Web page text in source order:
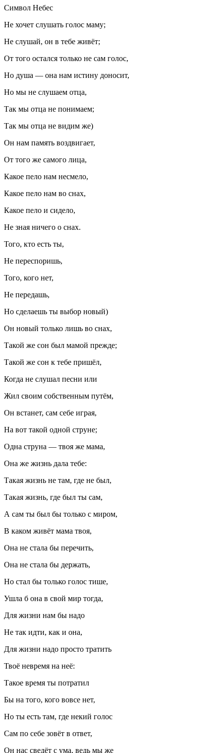
Символ Небес
Не хочет слушать голос маму;
Не слушай, он в тебе живёт;
От того остался только не сам голос,
Но душа — она нам истину доносит,
Но мы не слушаем отца,
Так мы отца не понимаем;
Так мы отца не видим же)
Он нам память воздвигает,
От того же самого лица,
Какое пело нам несмело,
Какое пело нам во снах,
Какое пело и сидело,
Не зная ничего о снах.
Того, кто есть ты,
Не переспоришь,
Того, кого нет,
Не передашь,
Но сделаешь ты выбор новый)
Он новый только лишь во снах,
Такой же сон был мамой прежде;
Такой же сон к тебе пришёл,
Когда не слушал песни или
Жил своим собственным путём,
Он встанет, сам себе играя,
На вот такой одной струне;
Одна струна — твоя же мама,
Она же жизнь дала тебе:
Такая жизнь не там, где не был,
Такая жизнь, где был ты сам,
А сам ты был бы только с миром,
В каком живёт мама твоя,
Она не стала бы перечить,
Она не стала бы держать,
Но стал бы только голос тише,
Ушла б она в свой мир тогда,
Для жизни нам бы надо
Не так идти, как и она,
Для жизни надо просто тратить
Твоё невремя на неё:
Такое время ты потратил
Бы на того, кого вовсе нет,
Но ты есть там, где некий голос
Сам по себе зовёт в ответ,
Он нас сведёт с ума, ведь мы же